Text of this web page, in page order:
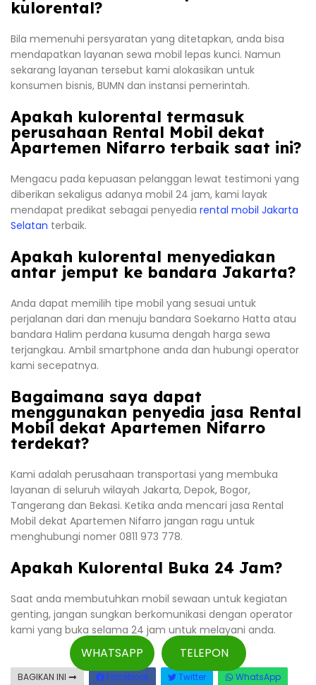
kulorental?
Bila memenuhi persyaratan yang ditetapkan, anda bisa
mendapatkan layanan sewa mobil lepas kunci. Namun
sekarang layanan tersebut kami alokasikan untuk
konsumen bisnis, BUMN dan instansi pemerintah.
Apakah kulorental termasuk
perusahaan Rental Mobil dekat
Apartemen Nifarro terbaik saat ini?
Mengacu pada kepuasan pelanggan lewat testimoni yang
diberikan sekaligus adanya mobil 24 jam, kami layak
mendapat predikat sebagai penyedia rental mobil Jakarta
Selatan terbaik.
Apakah kulorental menyediakan
antar jemput ke bandara Jakarta?
Anda dapat memilih tipe mobil yang sesuai untuk
perjalanan dari dan menuju bandara Soekarno Hatta atau
bandara Halim perdana kusuma dengah harga sewa
terjangkau. Ambil smartphone anda dan hubungi operator
kami secepatnya.
Bagaimana saya dapat
menggunakan penyedia jasa Rental
Mobil dekat Apartemen Nifarro
terdekat?
Kami adalah perusahaan transportasi yang membuka
layanan di seluruh wilayah Jakarta, Depok, Bogor,
Tangerang dan Bekasi. Ketika anda mencari jasa Rental
Mobil dekat Apartemen Nifarro jangan ragu untuk
menghubungi nomer 0811 973 778.
Apakah Kulorental Buka 24 Jam?
Saat anda membutuhkan mobil sewaan untuk kegiatan
genting, jangan sungkan berkomunikasi dengan operator
kami yang buka selama 24 jam untuk melayani anda.
BAGIKAN INI Facebook Twitter WhatsApp
WHATSAPP TELEPON